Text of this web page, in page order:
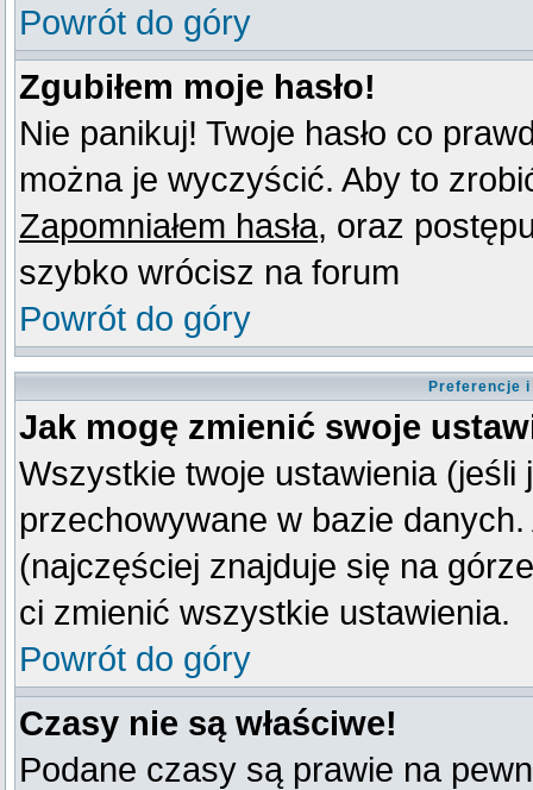
Powrót do góry
Zgubiłem moje hasło!
Nie panikuj! Twoje hasło co
można je wyczyścić. Aby to
Zapomniałem hasła, oraz
szybko wrócisz na forum
Powrót do góry
Preferencje
Jak mogę zmienić swoje
Wszystkie twoje ustawienia
przechowywane w bazie
(najczęściej znajduje się na
ci zmienić wszystkie ustawienia.
Powrót do góry
Czasy nie są właściwe!
Podane czasy są prawie na